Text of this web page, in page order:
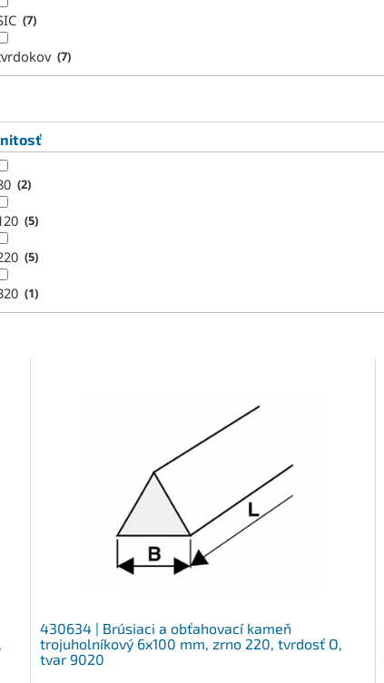
7
7
2
5
5
1
430634 | Brúsiaci a obťahovací kameň
trojuholníkový 6x100 mm, zrno 220, tvrdosť O,
tvar 9020